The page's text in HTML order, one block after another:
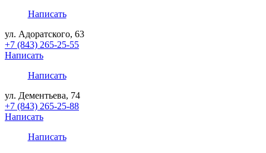
Написать
ул. Адоратского, 63
+7 (843) 265-25-55
Написать
Написать
ул. Дементьева, 74
+7 (843) 265-25-88
Написать
Написать